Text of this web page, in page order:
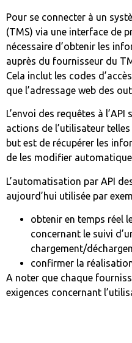
Pour se connecter à un
(TMS) via une interface de
nécessaire d’obtenir les
auprès du fournisseur du
Cela inclut les codes
que l’adressage web des
L’envoi des requêtes à
actions de l’utilisateur telles
but est de récupérer les
de les modifier
L’automatisation par API
aujourd’hui utilisée par
obtenir en temps réel
concernant le suivi
chargement/
confirmer la
A noter que chaque
exigences concernant